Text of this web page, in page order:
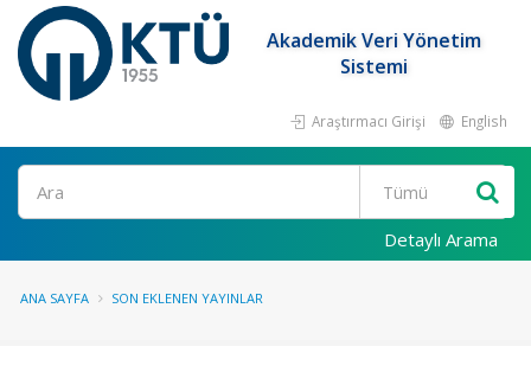
Akademik Veri Yönetim
Sistemi
Araştırmacı Girişi English
Ara
Detaylı Arama
ANA SAYFA SON EKLENEN YAYINLAR